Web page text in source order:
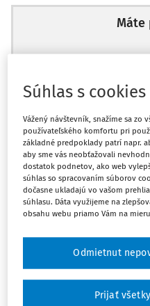
Máte
Ups, zatiaľ
Celý odborný
dostupný
obsahu a
zdarma, stačí
Vďaka
Súhlas s cookies
Vážený návštevník, snažíme sa zo
používateľského komfortu pri
základné predpoklady patrí napr.
aby sme vás neobťažovali
dostatok podnetov, ako web
súhlas so spracovaním súborov
dočasne ukladajú vo vašom
súhlasu. Dáta využijeme na
obsahu webu priamo Vám na
Odmietnut
Prijať